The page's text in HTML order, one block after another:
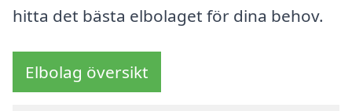
hitta det bästa elbolaget för dina behov.
Elbolag översikt